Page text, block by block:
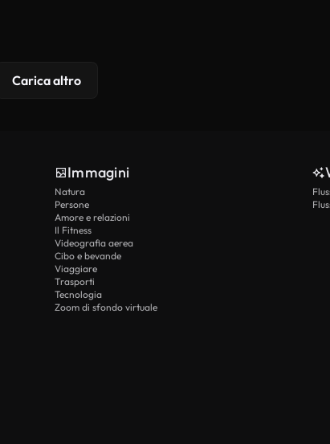
Carica altro
Immagini
Natura
Persone
Amore e relazioni
Il Fitness
Videografia aerea
Cibo e bevande
Viaggiare
Trasporti
Tecnologia
Zoom di sfondo virtuale